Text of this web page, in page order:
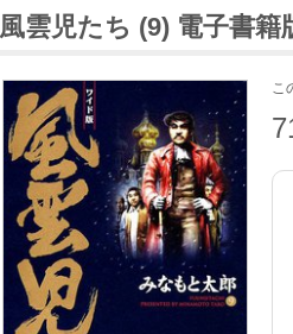
風雲児たち (9) 電子書籍
こ